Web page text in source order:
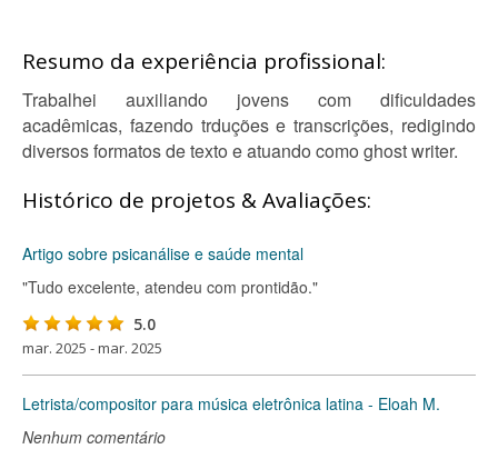
Resumo da experiência profissional:
Trabalhei auxiliando jovens com dificuldades
acadêmicas, fazendo trduções e transcrições, redigindo
diversos formatos de texto e atuando como ghost writer.
Histórico de projetos & Avaliações:
Artigo sobre psicanálise e saúde mental
"Tudo excelente, atendeu com prontidão."
5.0
mar. 2025 - mar. 2025
Letrista/compositor para música eletrônica latina - Eloah M.
Nenhum comentário